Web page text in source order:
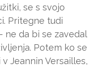
se s svojo
Pritegne tudi
ne da bi se zavedal
Potem ko se
Jeannin Versailles,